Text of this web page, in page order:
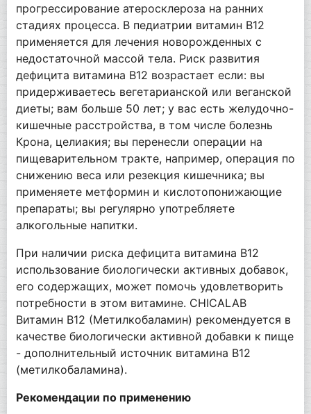
прогрессирование атеросклероза на ранних
стадиях процесса. В педиатрии витамин В12
применяется для лечения новорожденных с
недостаточной массой тела. Риск развития
дефицита витамина В12 возрастает если: вы
придерживаетесь вегетарианской или веганской
диеты; вам больше 50 лет; у вас есть желудочно-
кишечные расстройства, в том числе болезнь
Крона, целиакия; вы перенесли операции на
пищеварительном тракте, например, операция по
снижению веса или резекция кишечника; вы
применяете метформин и кислотопонижающие
препараты; вы регулярно употребляете
алкогольные напитки.
При наличии риска дефицита витамина В12
использование биологически активных добавок,
его содержащих, может помочь удовлетворить
потребности в этом витамине. CHICALAB
Витамин В12 (Метилкобаламин) рекомендуется в
качестве биологически активной добавки к пище
- дополнительный источник витамина В12
(метилкобаламина).
Рекомендации по применению